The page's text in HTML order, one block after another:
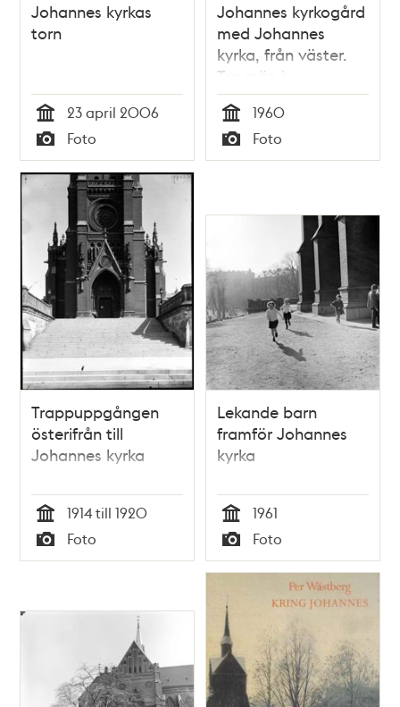
Johannes kyrkas
torn
Tid
23 april 2006
Typ
Foto
Johannes kyrkogård
med Johannes
kyrka, från väster.
Tre män i
förgrunden
Tid
1960
Typ
Foto
Trappuppgången
österifrån till
Johannes kyrka
Tid
1914 till 1920
Typ
Foto
Lekande barn
framför Johannes
kyrka
Tid
1961
Typ
Foto